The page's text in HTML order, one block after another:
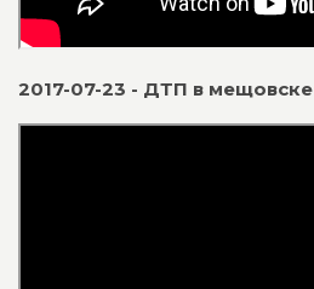
2017-07-23 - ДТП в мещовске